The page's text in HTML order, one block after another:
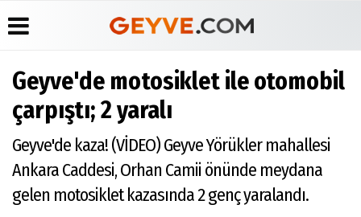
Üye Paneli
Haber
Arşivi
Haberleri
Anketler
Biyografiler
Video
Galeri
Foto
Galeri
Etkinlikler
Medyabar.com
İletişim
Geyve'de motosiklet ile otomobil
çarpıştı; 2 yaralı
Geyve'de kaza! (VİDEO) Geyve Yörükler mahallesi
Ankara Caddesi, Orhan Camii önünde meydana
gelen motosiklet kazasında 2 genç yaralandı.